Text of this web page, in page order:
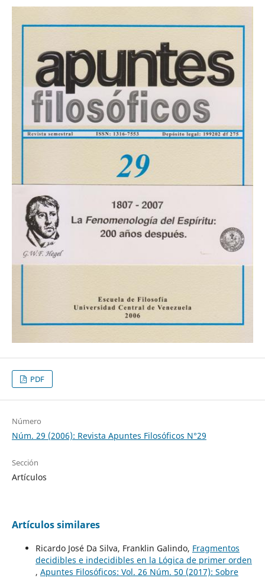
PDF
Número
Núm. 29 (2006): Revista Apuntes Filosóficos N°29
Sección
Artículos
Artículos similares
Ricardo José Da Silva, Franklin Galindo, Fragmentos
decidibles e indecidibles en la Lógica de primer orden
, Apuntes Filosóficos: Vol. 26 Núm. 50 (2017): Sobre